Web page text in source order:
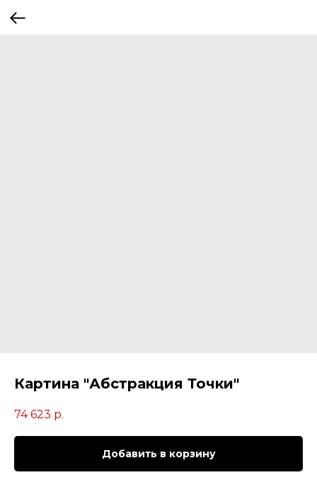
Картина "Абстракция Точки"
74 623 р.
Добавить в корзину